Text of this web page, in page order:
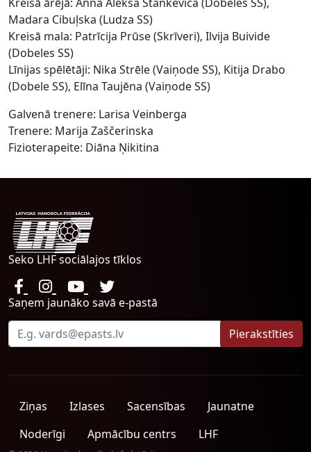
Madara Cibuļska (Ludza SS)
Kreisā mala: Patrīcija Prūse (Skrīveri), Ilvija Buivide
(Dobeles SS)
Līnijas spēlētāji: Nika Strēle (Vaiņode SS), Kitija Drabo
(Dobele SS), Elīna Taujēna (Vaiņode SS)
Galvenā trenere: Larisa Veinberga
Trenere: Marija Zaščerinska
Fizioterapeite: Diāna Ņikitina
Seko LHF sociālajos tīklos
Saņem jaunāko savā e-pastā
Ziņas Izlases Sacensības
Jaunatne
Noderīgi
Apmācību centrs LHF